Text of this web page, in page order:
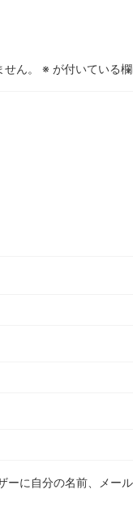
ん。 ※ が付いている
に自分の名前、メー